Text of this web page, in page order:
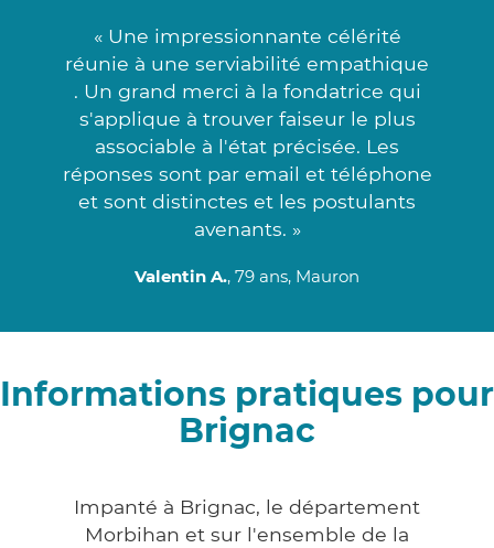
« Une impressionnante célérité
réunie à une serviabilité empathique
. Un grand merci à la fondatrice qui
s'applique à trouver faiseur le plus
associable à l'état précisée. Les
réponses sont par email et téléphone
et sont distinctes et les postulants
avenants. »
Valentin A., 79 ans, Mauron
Informations pratiques pour
Brignac
Impanté à Brignac, le département
Morbihan et sur l'ensemble de la